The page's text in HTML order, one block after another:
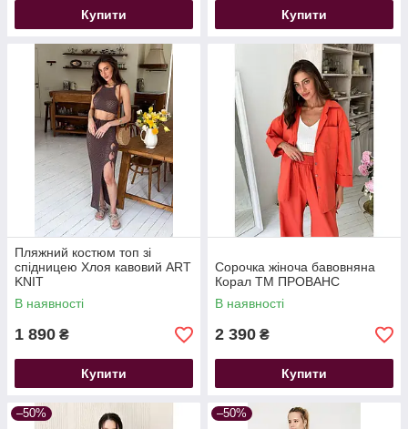
Купити Купити
Пляжний костюм топ зі
спідницею Хлоя кавовий ART
KNIT
В наявності
1 890 ₴
Купити
Сорочка жіноча бавовняна
Корал ТМ ПРОВАНС
В наявності
2 390 ₴
Купити
–50% –50%